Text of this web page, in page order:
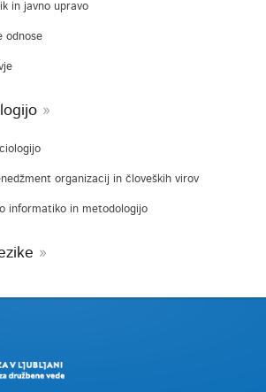
in javno upravo
odnose
organizacij in človeških virov
informatiko in metodologijo